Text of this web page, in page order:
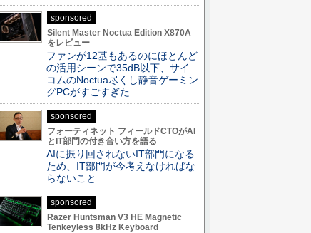
sponsored
Silent Master Noctua Edition X870A
をレビュー
ファンが12基もあるのにほとんど
の活用シーンで35dB以下、サイ
コムのNoctua尽くし静音ゲーミン
グPCがすごすぎた
sponsored
フォーティネット フィールドCTOがAI
とIT部門の付き合い方を語る
AIに振り回されないIT部門になる
ため、IT部門が今考えなければな
らないこと
sponsored
Razer Huntsman V3 HE Magnetic
Tenkeyless 8kHz Keyboard